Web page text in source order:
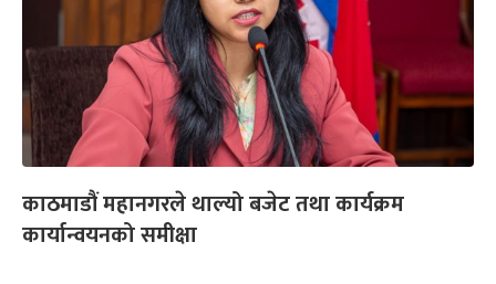
काठमाडौं महानगरले थाल्यो बजेट तथा कार्यक्रम
कार्यान्वयनको समीक्षा